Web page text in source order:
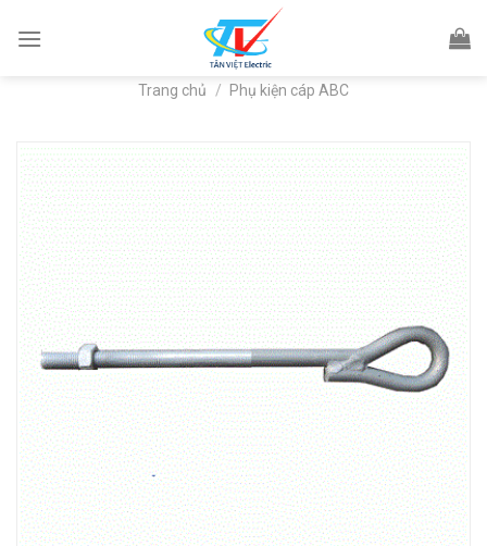
Trang chủ / Phụ kiện cáp ABC